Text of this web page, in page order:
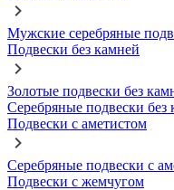
Мужские серебряные
Подвески без камней
Золотые подвески без
Серебряные подвески без
Подвески с аметистом
Серебряные подвески с
Подвески с жемчугом